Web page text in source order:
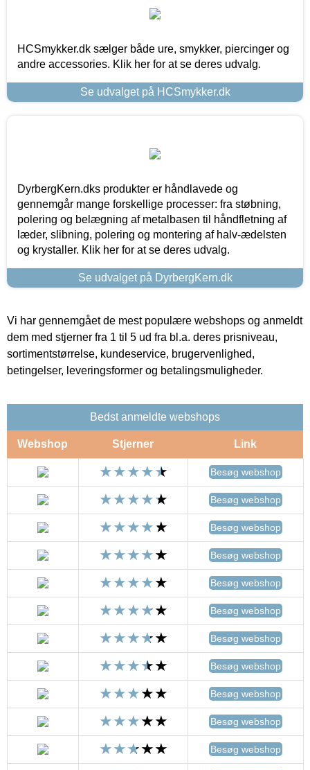
HCSmykker.dk sælger både ure, smykker, piercinger og
andre accessories. Klik her for at se deres udvalg.
Se udvalget på HCSmykker.dk
DyrbergKern.dks produkter er håndlavede og
gennemgår mange forskellige processer: fra støbning,
polering og belægning af metalbasen til håndfletning af
læder, slibning, polering og montering af halv-ædelsten
og krystaller. Klik her for at se deres udvalg.
Se udvalget på DyrbergKern.dk
Vi har gennemgået de mest populære webshops og anmeldt
dem med stjerner fra 1 til 5 ud fra bl.a. deres prisniveau,
sortimentstørrelse, kundeservice, brugervenlighed,
betingelser, leveringsformer og betalingsmuligheder.
Bedst anmeldte webshops
Webshop Stjerner Link
Besøg webshop
Besøg webshop
Besøg webshop
Besøg webshop
Besøg webshop
Besøg webshop
Besøg webshop
Besøg webshop
Besøg webshop
Besøg webshop
Besøg webshop